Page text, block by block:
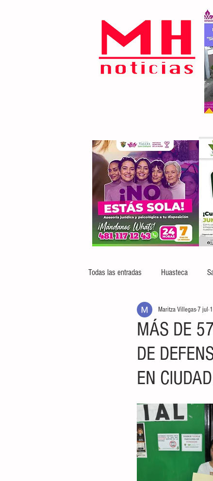
Todas las entradas Huasteca
MÁS DE
DE
EN
Maritza Villegas7 jul